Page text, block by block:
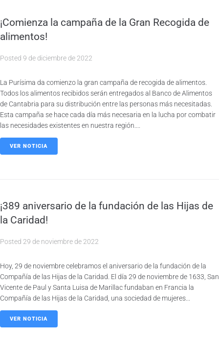
¡Comienza la campaña de la Gran Recogida de
alimentos!
Posted 9 de diciembre de 2022
La Purísima da comienzo la gran campaña de recogida de alimentos.
Todos los alimentos recibidos serán entregados al Banco de Alimentos
de Cantabria para su distribución entre las personas más necesitadas.
Esta campaña se hace cada día más necesaria en la lucha por combatir
las necesidades existentes en nuestra región....
VER NOTICIA
¡389 aniversario de la fundación de las Hijas de
la Caridad!
Posted 29 de noviembre de 2022
Hoy, 29 de noviembre celebramos el aniversario de la fundación de la
Compañía de las Hijas de la Caridad. El día 29 de noviembre de 1633, San
Vicente de Paul y Santa Luisa de Marillac fundaban en Francia la
Compañía de las Hijas de la Caridad, una sociedad de mujeres...
VER NOTICIA